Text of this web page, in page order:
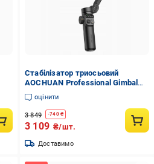
Стабілізатор триосьовий
AOCHUAN Professional Gimbal
Stabilizer for Smartphone Smart
X2 Чорний (19645)
оцінити
3 849 -740₴
3 109 ₴/шт.
Доставимо